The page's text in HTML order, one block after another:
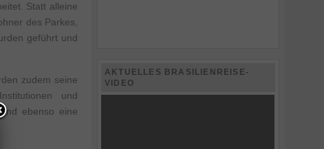
Statt alleine
des Parkes,
geführt und
zudem seine
und
ebenso eine
AKTUELLES BRASILIENREISE-
VIDEO